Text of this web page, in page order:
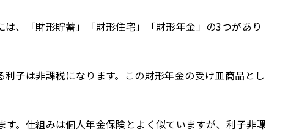
、「財形貯蓄」「財形住宅」「財形年金」の3つがあり
子は非課税になります。この財形年金の受け皿商品とし
。仕組みは個人年金保険とよく似ていますが、利子非課